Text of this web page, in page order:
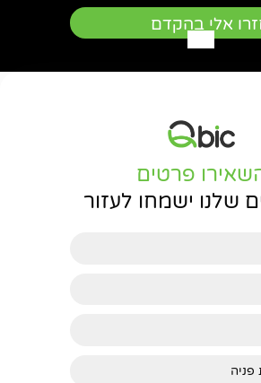
פרטים
שלנו ישמחו לעזור